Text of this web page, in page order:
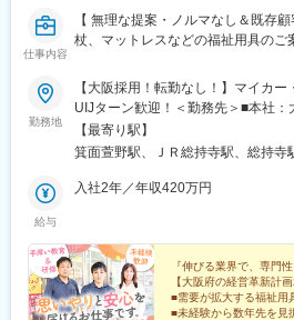
仕事内容
【 無理な提案・ノルマなし＆既存
杖、マットレスなどの福祉用具のご
勤務地
【大阪採用！転勤なし！】マイカ
UIJターン歓迎！＜勤務先＞■本社
35（駐車場・駐輪場完備）
【最寄り駅】
箕面萱野駅、ＪＲ総持寺駅、総持寺
給与
入社2年／年収420万円
『伸びる業界で、専門性
【大阪府の経営革新計画
■需要が拡大する福祉用
■未経験から数年先を見